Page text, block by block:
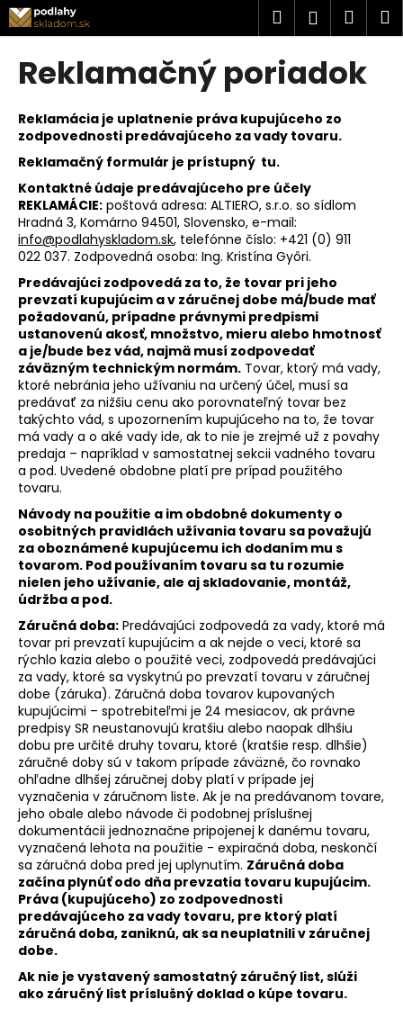
Prejsť
na
obsah
Hľadať
Reklamačný poriadok
Reklamácia je uplatnenie práva kupujúceho zo
zodpovednosti predávajúceho za vady tovaru.
Reklamačný formulár je prístupný tu.
Kontaktné údaje predávajúceho pre účely
REKLAMÁCIE: poštová adresa: ALTIERO, s.r.o. so sídlom
Hradná 3, Komárno 94501, Slovensko, e-mail:
info@podlahyskladom.sk, telefónne číslo: +421 (0) 911
022 037. Zodpovedná osoba: Ing. Kristína Győri.
Predávajúci zodpovedá za to, že tovar pri jeho
prevzatí kupujúcim a v záručnej dobe má/bude mať
požadovanú, prípadne právnymi predpismi
ustanovenú akosť, množstvo, mieru alebo hmotnosť
a je/bude bez vád, najmä musí zodpovedať
záväzným technickým normám. Tovar, ktorý má vady,
ktoré nebránia jeho užívaniu na určený účel, musí sa
predávať za nižšiu cenu ako porovnateľný tovar bez
takýchto vád, s upozornením kupujúceho na to, že tovar
má vady a o aké vady ide, ak to nie je zrejmé už z povahy
predaja – napríklad v samostatnej sekcii vadného tovaru
a pod. Uvedené obdobne platí pre prípad použitého
tovaru.
Návody na použitie a im obdobné dokumenty o
osobitných pravidlách užívania tovaru sa považujú
za oboznámené kupujúcemu ich dodaním mu s
tovarom. Pod používaním tovaru sa tu rozumie
nielen jeho užívanie, ale aj skladovanie, montáž,
údržba a pod.
Záručná doba: Predávajúci zodpovedá za vady, ktoré má
tovar pri prevzatí kupujúcim a ak nejde o veci, ktoré sa
rýchlo kazia alebo o použité veci, zodpovedá predávajúci
za vady, ktoré sa vyskytnú po prevzatí tovaru v záručnej
dobe (záruka). Záručná doba tovarov kupovaných
kupujúcimi – spotrebiteľmi je 24 mesiacov, ak právne
predpisy SR neustanovujú kratšiu alebo naopak dlhšiu
dobu pre určité druhy tovaru, ktoré (kratšie resp. dlhšie)
záručné doby sú v takom prípade záväzné, čo rovnako
ohľadne dlhšej záručnej doby platí v prípade jej
vyznačenia v záručnom liste. Ak je na predávanom tovare,
jeho obale alebo návode či podobnej príslušnej
dokumentácii jednoznačne pripojenej k danému tovaru,
vyznačená lehota na použitie - expiračná doba, neskončí
sa záručná doba pred jej uplynutím. Záručná doba
začína plynúť odo dňa prevzatia tovaru kupujúcim.
Práva (kupujúceho) zo zodpovednosti
predávajúceho za vady tovaru, pre ktorý platí
záručná doba, zaniknú, ak sa neuplatnili v záručnej
dobe.
Ak nie je vystavený samostatný záručný list, slúži
ako záručný list príslušný doklad o kúpe tovaru.
K
o
o
p
o
t
r
e
b
u
j
e
t
e
n
á
j
s
ť
?
O
d
p
o
r
ú
č
a
m
e